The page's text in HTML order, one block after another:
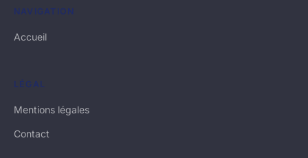
NAVIGATION
Accueil
LÉGAL
Mentions légales
Contact